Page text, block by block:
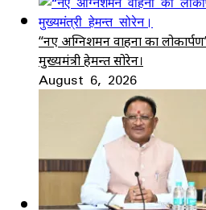
“नए अग्निशमन वाहनों का
मुख्यमंत्री हेमन्त सोरेन।
August 6, 2026